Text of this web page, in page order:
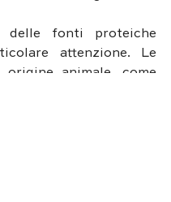
delle fonti proteiche
attenzione. Le
origine animale, come